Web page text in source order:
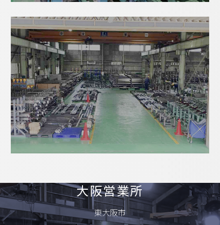
大阪営業所
東大阪市